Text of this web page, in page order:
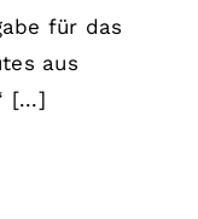
für das
aus
[...]